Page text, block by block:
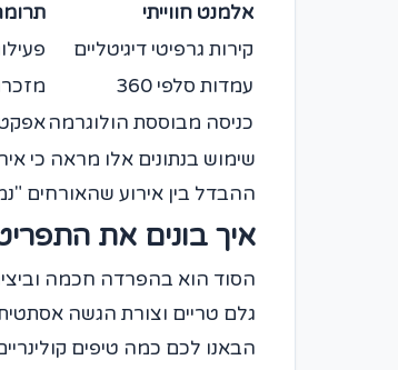
אלמנט חווייתי
קירות גרפיטי דיגיטליים
עמדות סלפי 360
כניסה מבוססת הולוגרמה
ההבדל בין אירוע שהאורחים
איך בונים את
הסוד הוא בהפרדה חכמה
גלם טריים וצורת הגשה
הבאנו לכם כמה טיפים